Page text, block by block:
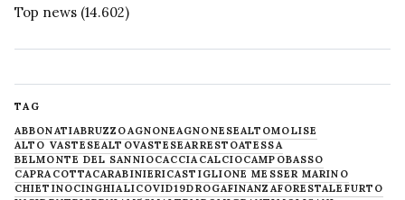
Top news (14.602)
TAG
ABBONATIABRUZZOAGNONEAGNONESEALTOMOLISE
ALTO VASTESEALTOVASTESEARRESTOATESSA
BELMONTE DEL SANNIOCACCIACALCIOCAMPOBASSO
CAPRACOTTACARABINIERICASTIGLIONE MESSER MARINO
CHIETINOCINGHIALICOVID19DROGAFINANZAFORESTALE FURTO